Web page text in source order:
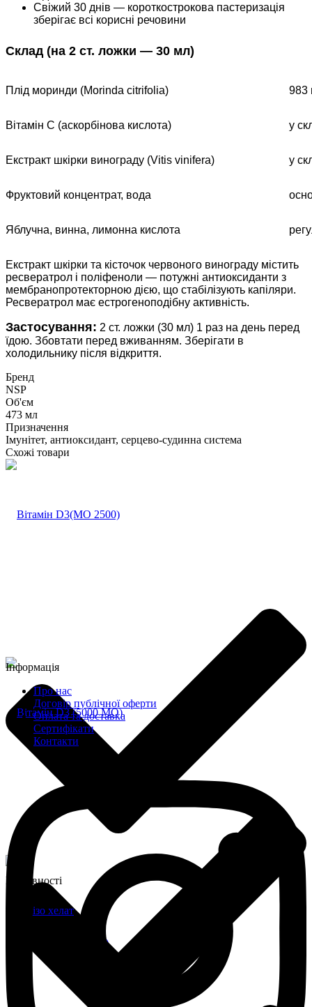
Свіжий 30 днів — короткострокова пастеризація
зберігає всі корисні речовини
Склад (на 2 ст. ложки — 30 мл)
Плід моринди (Morinda citrifolia) 983
Вітамін С (аскорбінова кислота) у
Екстракт шкірки винограду (Vitis vinifera) у
Фруктовий концентрат, вода
Яблучна, винна, лимонна кислота
Екстракт шкірки та кісточок червоного винограду містить
ресвератрол і поліфеноли — потужні антиоксиданти з
мембранопротекторною дією, що стабілізують капіляри.
Ресвератрол має естрогеноподібну активність.
Застосування: 2 ст. ложки (30 мл) 1 раз на день перед
їдою. Збовтати перед вживанням. Зберігати в
холодильнику після відкриття.
Бренд
NSP
Об'єм
473 мл
Призначення
Імунітет, антиоксидант, серцево-судинна система
Схожі товари
В наявності
365 грн
Вітамін D3(МО 2500)
Інформація
Про нас
Договір публічної оферти
Оплата та доставка
Сертифікати
Контакти